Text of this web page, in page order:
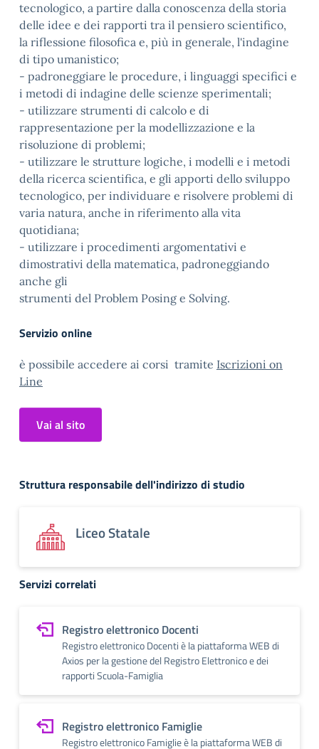
tecnologico, a partire dalla conoscenza della storia
delle idee e dei rapporti tra il pensiero scientifico,
la riflessione filosofica e, più in generale, l'indagine
di tipo umanistico;
- padroneggiare le procedure, i linguaggi specifici e
i metodi di indagine delle scienze sperimentali;
- utilizzare strumenti di calcolo e di
rappresentazione per la modellizzazione e la
risoluzione di problemi;
- utilizzare le strutture logiche, i modelli e i metodi
della ricerca scientifica, e gli apporti dello sviluppo
tecnologico, per individuare e risolvere problemi di
varia natura, anche in riferimento alla vita
quotidiana;
- utilizzare i procedimenti argomentativi e
dimostrativi della matematica, padroneggiando
anche gli
strumenti del Problem Posing e Solving.
Servizio online
è possibile accedere ai corsi tramite Iscrizioni on
Line
Vai al sito
Struttura responsabile dell'indirizzo di studio
Liceo Statale
Servizi correlati
Registro elettronico Docenti
Registro elettronico Docenti è la piattaforma WEB di
Axios per la gestione del Registro Elettronico e dei
rapporti Scuola-Famiglia
Registro elettronico Famiglie
Registro elettronico Famiglie è la piattaforma WEB di